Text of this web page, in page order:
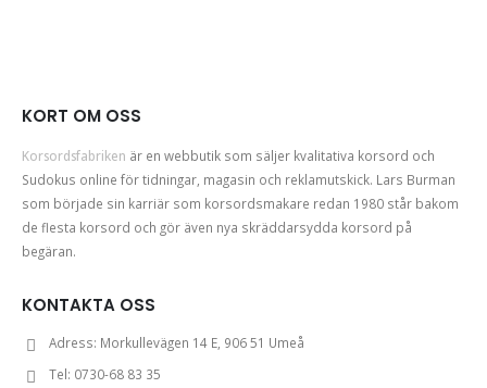
KORT OM OSS
Korsordsfabriken är en webbutik som säljer kvalitativa korsord och
Sudokus online för tidningar, magasin och reklamutskick. Lars Burman
som började sin karriär som korsordsmakare redan 1980 står bakom
de flesta korsord och gör även nya skräddarsydda korsord på
begäran.
KONTAKTA OSS
Adress: Morkullevägen 14 E, 906 51 Umeå
Tel: 0730-68 83 35